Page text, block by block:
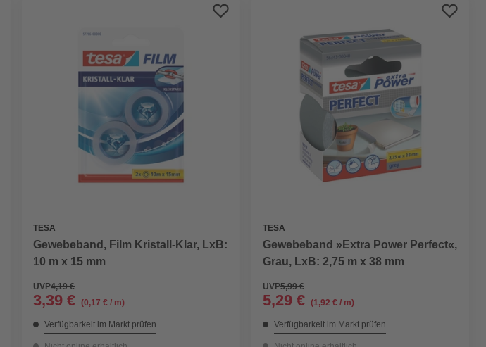
TESA
Gewebeband, Film Kristall-Klar, LxB:
10 m x 15 mm
UVP4,19 €
3,39 € (0,17 € / m)
Verfügbarkeit im Markt prüfen
TESA
Gewebeband »Extra Power Perfect«,
Grau, LxB: 2,75 m x 38 mm
UVP5,99 €
5,29 € (1,92 € / m)
Verfügbarkeit im Markt prüfen